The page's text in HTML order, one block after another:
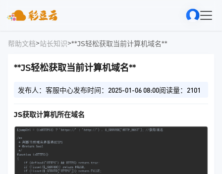
帮助文档>站长知识>**JS轻松获取当前计算机域名**
**JS轻松获取当前计算机域名**
发布人：客服中心发布时间：2025-01-06 08:00阅读量：2101
JS获取计算机所在域名